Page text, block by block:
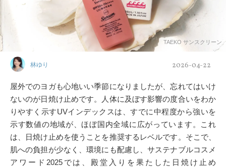
TAEKO サンスクリーン
林ゆり 2026-04-22
屋外でのヨガも心地いい季節になりましたが、忘れてはいけ
ないのが日焼け止めです。人体に及ぼす影響の度合いをわか
りやすく示すUVインデックスは、すでに中程度から強いを
示す数値の地域が、ほぼ国内全域に広がっています。これ
は、日焼け止めを使うことを推奨するレベルです。そこで、
肌への負担が少なく、環境にも配慮し、サステナブルコスメ
アワード2025では、殿堂入りを果たした日焼け止め